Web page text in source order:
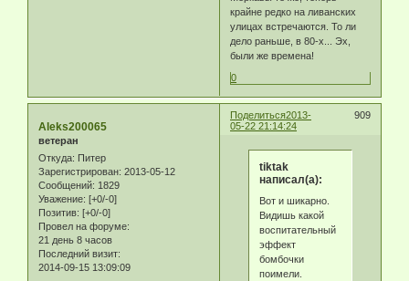
крайне редко на ливанских
улицах встречаются. То ли
дело раньше, в 80-х... Эх,
были же времена!
0
Поделиться 909
2013-
05-22 21:14:24
Aleks200065
ветеран
Откуда: Питер
Зарегистрирован: 2013-05-12
Сообщений: 1829
Уважение: [+0/-0]
Позитив: [+0/-0]
Провел на форуме:
21 день 8 часов
Последний визит:
2014-09-15 13:09:09
tiktak
написал(а):
Вот и шикарно.
Видишь какой
воспитательный
эффект
бомбочки
поимели.